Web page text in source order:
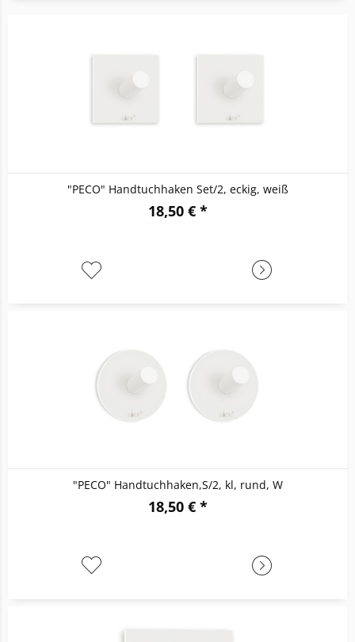
"PECO" Handtuchhaken Set/2, eckig, weiß
18,50 € *
"PECO" Handtuchhaken,S/2, kl, rund, W
18,50 € *